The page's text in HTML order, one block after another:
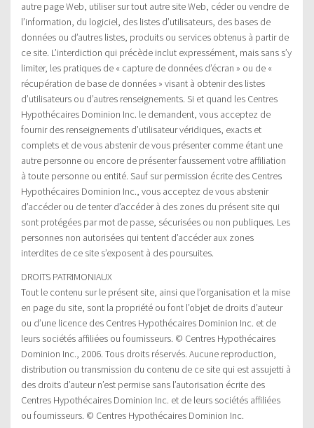
autre page Web, utiliser sur tout autre site Web, céder ou vendre de
l’information, du logiciel, des listes d’utilisateurs, des bases de
données ou d’autres listes, produits ou services obtenus à partir de
ce site. L’interdiction qui précède inclut expressément, mais sans s’y
limiter, les pratiques de « capture de données d’écran » ou de «
récupération de base de données » visant à obtenir des listes
d’utilisateurs ou d’autres renseignements. Si et quand les Centres
Hypothécaires Dominion Inc. le demandent, vous acceptez de
fournir des renseignements d’utilisateur véridiques, exacts et
complets et de vous abstenir de vous présenter comme étant une
autre personne ou encore de présenter faussement votre affiliation
à toute personne ou entité. Sauf sur permission écrite des Centres
Hypothécaires Dominion Inc., vous acceptez de vous abstenir
d’accéder ou de tenter d’accéder à des zones du présent site qui
sont protégées par mot de passe, sécurisées ou non publiques. Les
personnes non autorisées qui tentent d’accéder aux zones
interdites de ce site s’exposent à des poursuites.
DROITS PATRIMONIAUX
Tout le contenu sur le présent site, ainsi que l’organisation et la mise
en page du site, sont la propriété ou font l’objet de droits d’auteur
ou d’une licence des Centres Hypothécaires Dominion Inc. et de
leurs sociétés affiliées ou fournisseurs. © Centres Hypothécaires
Dominion Inc., 2006. Tous droits réservés. Aucune reproduction,
distribution ou transmission du contenu de ce site qui est assujetti à
des droits d’auteur n’est permise sans l’autorisation écrite des
Centres Hypothécaires Dominion Inc. et de leurs sociétés affiliées
ou fournisseurs. © Centres Hypothécaires Dominion Inc.